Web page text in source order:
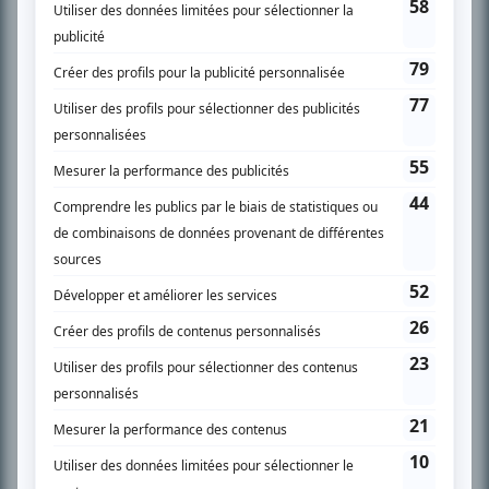
SUR LE RÉSEAU BIZZ MÉDIA
PLAN DU SITE
Accueil
Liste des oeuvres
Recherche avancée
À propos
Nous contacter
Termes et conditions
Politique de confidentialité
Gestion du consentement